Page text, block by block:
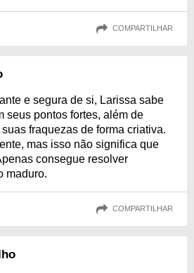
COMPARTILHAR
e segura de si, Larissa sabe
seus pontos fortes, além de
fraquezas de forma criativa.
mas isso não significa que
consegue resolver
maduro.
COMPARTILHAR